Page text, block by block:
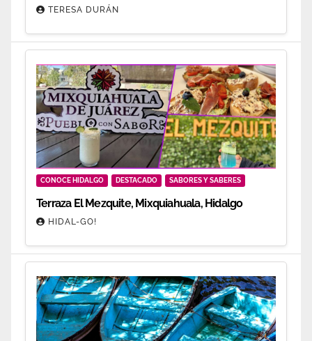
TERESA DURÁN
CONOCE HIDALGO DESTACADO SABORES Y SABERES
Terraza El Mezquite, Mixquiahuala, Hidalgo
HIDAL-GO!